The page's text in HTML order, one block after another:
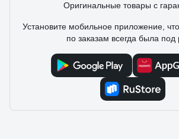
Оригинальные товары с
Установите мобильное приложение,
по заказам всегда была под